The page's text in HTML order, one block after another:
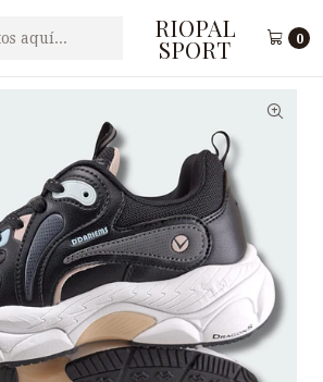
RIOPAL
SPORT 0
Zapatillas para Dama DDARIEMS F7 -2